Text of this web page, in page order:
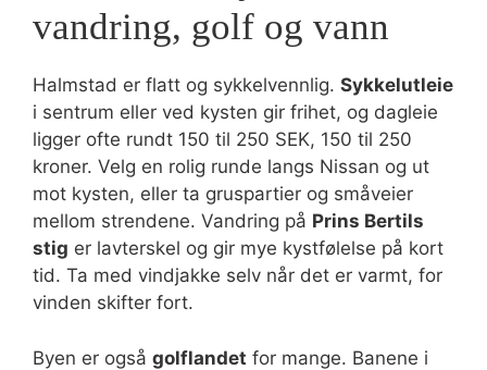
vandring, golf og vann
Halmstad er flatt og sykkelvennlig. Sykkelutleie
i sentrum eller ved kysten gir frihet, og dagleie
ligger ofte rundt 150 til 250 SEK, 150 til 250
kroner. Velg en rolig runde langs Nissan og ut
mot kysten, eller ta gruspartier og småveier
mellom strendene. Vandring på Prins Bertils
stig er lavterskel og gir mye kystfølelse på kort
tid. Ta med vindjakke selv når det er varmt, for
vinden skifter fort.
Byen er også golflandet for mange. Banene i